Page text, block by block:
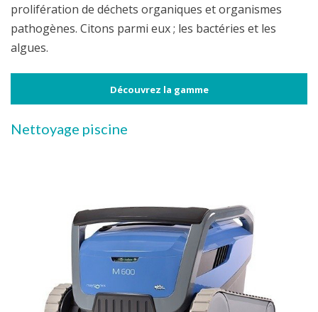
prolifération de déchets organiques et organismes
pathogènes. Citons parmi eux ; les bactéries et les
algues.
Découvrez la gamme
Nettoyage piscine